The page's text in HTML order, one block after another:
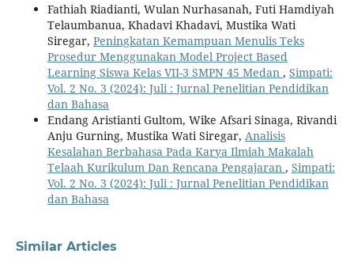
Fathiah Riadianti, Wulan Nurhasanah, Futi Hamdiyah
Telaumbanua, Khadavi Khadavi, Mustika Wati
Siregar, Peningkatan Kemampuan Menulis Teks
Prosedur Menggunakan Model Project Based
Learning Siswa Kelas VII-3 SMPN 45 Medan , Simpati:
Vol. 2 No. 3 (2024): Juli : Jurnal Penelitian Pendidikan
dan Bahasa
Endang Aristianti Gultom, Wike Afsari Sinaga, Rivandi
Anju Gurning, Mustika Wati Siregar, Analisis
Kesalahan Berbahasa Pada Karya Ilmiah Makalah
Telaah Kurikulum Dan Rencana Pengajaran , Simpati:
Vol. 2 No. 3 (2024): Juli : Jurnal Penelitian Pendidikan
dan Bahasa
Similar Articles